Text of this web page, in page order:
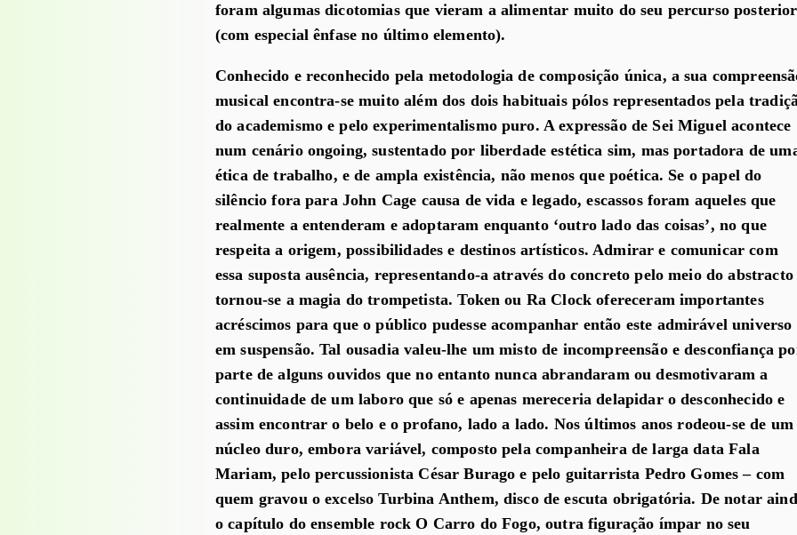
foram algumas dicotomias que vieram a alimentar muito do seu percurso posterior
(com especial ênfase no último elemento).
Conhecido e reconhecido pela metodologia de composição única, a sua
musical encontra-se muito além dos dois habituais pólos representados pela
do academismo e pelo experimentalismo puro. A expressão de Sei Miguel acontece
num cenário ongoing, sustentado por liberdade estética sim, mas portadora de
ética de trabalho, e de ampla existência, não menos que poética. Se o papel do
silêncio fora para John Cage causa de vida e legado, escassos foram aqueles que
realmente a entenderam e adoptaram enquanto ‘outro lado das coisas’, no que
respeita a origem, possibilidades e destinos artísticos. Admirar e comunicar com
essa suposta ausência, representando-a através do concreto pelo meio do abstracto
tornou-se a magia do trompetista. Token ou Ra Clock ofereceram importantes
acréscimos para que o público pudesse acompanhar então este admirável universo
em suspensão. Tal ousadia valeu-lhe um misto de incompreensão e desconfiança
parte de alguns ouvidos que no entanto nunca abrandaram ou desmotivaram a
continuidade de um laboro que só e apenas mereceria delapidar o desconhecido e
assim encontrar o belo e o profano, lado a lado. Nos últimos anos rodeou-se de um
núcleo duro, embora variável, composto pela companheira de larga data Fala
Mariam, pelo percussionista César Burago e pelo guitarrista Pedro Gomes – com
quem gravou o excelso Turbina Anthem, disco de escuta obrigatória. De notar
o capítulo do ensemble rock O Carro do Fogo, outra figuração ímpar no seu